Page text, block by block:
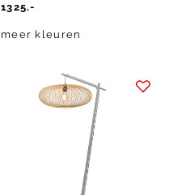
1325.-
meer kleuren